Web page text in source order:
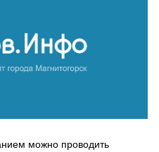
можно проводить